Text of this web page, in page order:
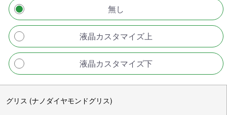
無し
液晶カスタマイズ上
液晶カスタマイズ下
グリス (ナノダイヤモンドグリス)